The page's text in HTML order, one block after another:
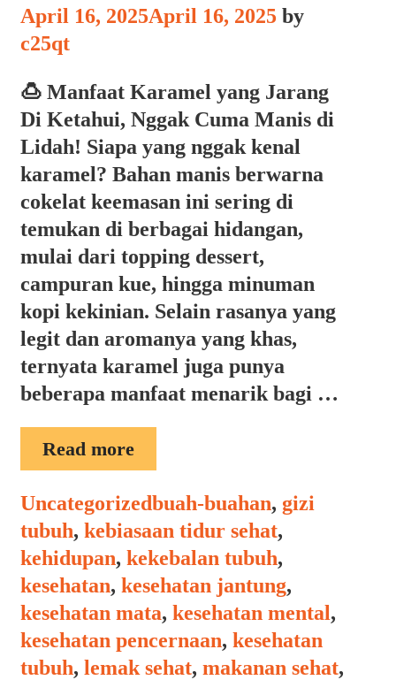
April 16, 2025April 16, 2025 by
c25qt
🍮 Manfaat Karamel yang Jarang
Di Ketahui, Nggak Cuma Manis di
Lidah! Siapa yang nggak kenal
karamel? Bahan manis berwarna
cokelat keemasan ini sering di
temukan di berbagai hidangan,
mulai dari topping dessert,
campuran kue, hingga minuman
kopi kekinian. Selain rasanya yang
legit dan aromanya yang khas,
ternyata karamel juga punya
beberapa manfaat menarik bagi …
Read moreMANFAAT
KARAMEL
Categories
UncategorizedTags
buah-buahan, gizi
tubuh, kebiasaan tidur sehat,
kehidupan, kekebalan tubuh,
kesehatan, kesehatan jantung,
kesehatan mata, kesehatan mental ,
kesehatan pencernaan, kesehatan
tubuh, lemak sehat, makanan sehat,